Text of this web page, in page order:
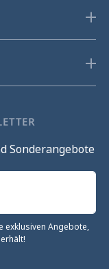
Sonderangebote
exklusiven Angebote,